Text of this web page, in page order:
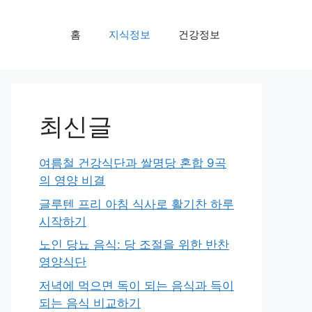
홈 지식정보 건강정보
최신글
여름철 건강식단과 쌀명당 혼합 9곡
의 영양 비결
글루텐 프리 아침 식사로 활기찬 하루
시작하기
노인 당뇨 음식: 당 조절을 위한 반찬
영양식단
저녁에 먹으면 독이 되는 음식과 득이
되는 음식 비교하기